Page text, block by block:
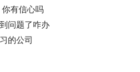
有信心吗
问题了咋办
的公司